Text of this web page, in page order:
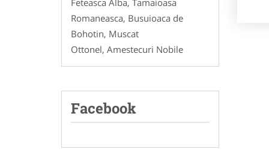
Romaneasca, Busuioaca de
Bohotin, Muscat
Ottonel, Amestecuri Nobile
Facebook